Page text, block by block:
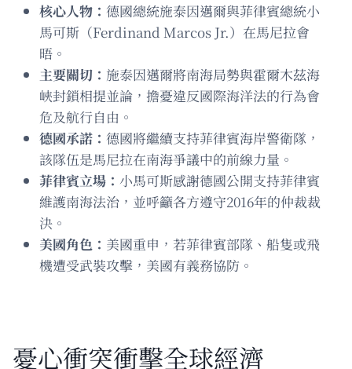
核心人物： 德國總統施泰因邁爾與菲律賓總統小
馬可斯（Ferdinand Marcos Jr.）在馬尼拉會
晤。
主要關切： 施泰因邁爾將南海局勢與霍爾木茲海
峽封鎖相提並論，擔憂違反國際海洋法的行為會
危及航行自由。
德國承諾： 德國將繼續支持菲律賓海岸警衛隊，
該隊伍是馬尼拉在南海爭議中的前線力量。
菲律賓立場： 小馬可斯感謝德國公開支持菲律賓
維護南海法治，並呼籲各方遵守2016年的仲裁裁
決。
美國角色： 美國重申，若菲律賓部隊、船隻或飛
機遭受武裝攻擊，美國有義務協防。
憂心衝突衝擊全球經濟